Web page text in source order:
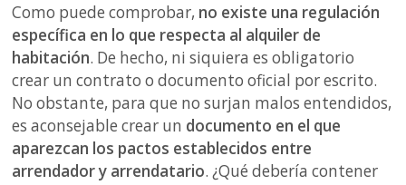
Como puede comprobar, no existe una regulación
específica en lo que respecta al alquiler de
habitación. De hecho, ni siquiera es obligatorio
crear un contrato o documento oficial por escrito.
No obstante, para que no surjan malos entendidos,
es aconsejable crear un documento en el que
aparezcan los pactos establecidos entre
arrendador y arrendatario. ¿Qué debería contener